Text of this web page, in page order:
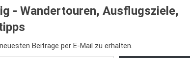
- Wandertouren, Ausflugsziele,
Beiträge per E-Mail zu erhalten.